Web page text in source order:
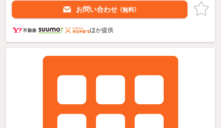
お問い合わせ （無料）
ほか提供